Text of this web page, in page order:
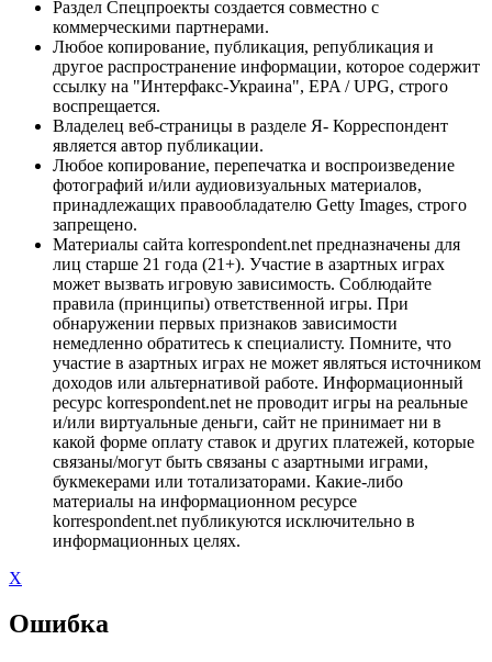
Раздел Спецпроекты создается совместно с
коммерческими партнерами.
Любое копирование, публикация, републикация и
другое распространение информации, которое содержит
ссылку на "Интерфакс-Украина", EPA / UPG, строго
воспрещается.
Владелец веб-страницы в разделе Я- Корреспондент
является автор публикации.
Любое копирование, перепечатка и воспроизведение
фотографий и/или аудиовизуальных материалов,
принадлежащих правообладателю Getty Images, строго
запрещено.
Материалы сайта korrespondent.net предназначены для
лиц старше 21 года (21+). Участие в азартных играх
может вызвать игровую зависимость. Соблюдайте
правила (принципы) ответственной игры. При
обнаружении первых признаков зависимости
немедленно обратитесь к специалисту. Помните, что
участие в азартных играх не может являться источником
доходов или альтернативой работе. Информационный
ресурс korrespondent.net не проводит игры на реальные
и/или виртуальные деньги, сайт не принимает ни в
какой форме оплату ставок и других платежей, которые
связаны/могут быть связаны с азартными играми,
букмекерами или тотализаторами. Какие-либо
материалы на информационном ресурсе
korrespondent.net публикуются исключительно в
информационных целях.
X
Ошибка